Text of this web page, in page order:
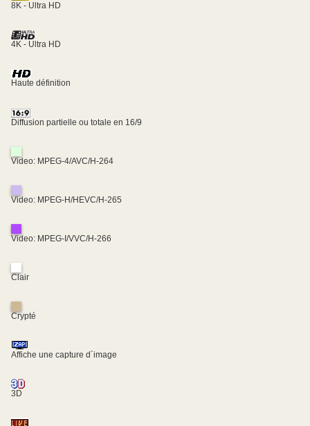
8K - Ultra HD
4K - Ultra HD
Haute définition
Diffusion partielle ou totale en 16/9
Video: MPEG-4/AVC/H-264
Video: MPEG-H/HEVC/H-265
Video: MPEG-I/VVC/H-266
Clair
Crypté
Affiche une capture d´image
3D